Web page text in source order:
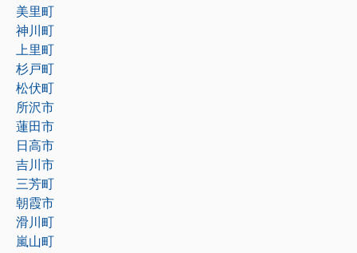
美里町
神川町
上里町
杉戸町
松伏町
所沢市
蓮田市
日高市
吉川市
三芳町
朝霞市
滑川町
嵐山町